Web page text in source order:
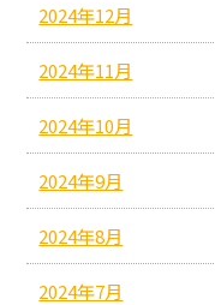
2024年12月
2024年11月
2024年10月
2024年9月
2024年8月
2024年7月